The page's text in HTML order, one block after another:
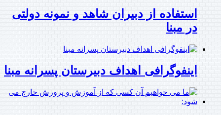
استفاده از دبیران شاهد و نمونه دولتی
در مبنا
اینفوگرافی اهداف دبیرستان پسرانه مبنا